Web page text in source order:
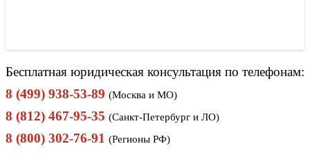
Бесплатная юридическая консультация по телефонам:
8 (499) 938-53-89 (Москва и МО)
8 (812) 467-95-35 (Санкт-Петербург и ЛО)
8 (800) 302-76-91 (Регионы РФ)